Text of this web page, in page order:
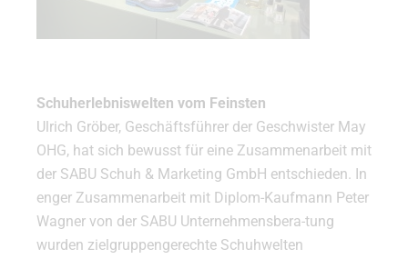
Schuherlebniswelten vom Feinsten
Ulrich Gröber, Geschäftsführer der Geschwister May
OHG, hat sich bewusst für eine Zusammenarbeit mit
der SABU Schuh & Marketing GmbH entschieden. In
enger Zusammenarbeit mit Diplom-Kaufmann Peter
Wagner von der SABU Unternehmensbera-tung
wurden zielgruppengerechte Schuhwelten